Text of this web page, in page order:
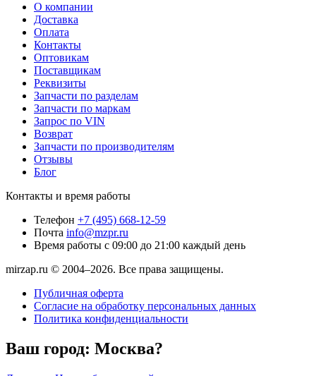
О компании
Доставка
Оплата
Контакты
Оптовикам
Поставщикам
Реквизиты
Запчасти по разделам
Запчасти по маркам
Запрос по VIN
Возврат
Запчасти по производителям
Отзывы
Блог
Контакты и время работы
Телефон +7 (495) 668-12-59
Почта info@mzpr.ru
Время работы с 09:00 до 21:00 каждый день
mirzap.ru © 2004–2026. Все права защищены.
Публичная оферта
Согласие на обработку персональных данных
Политика конфиденциальности
Ваш город: Москва?